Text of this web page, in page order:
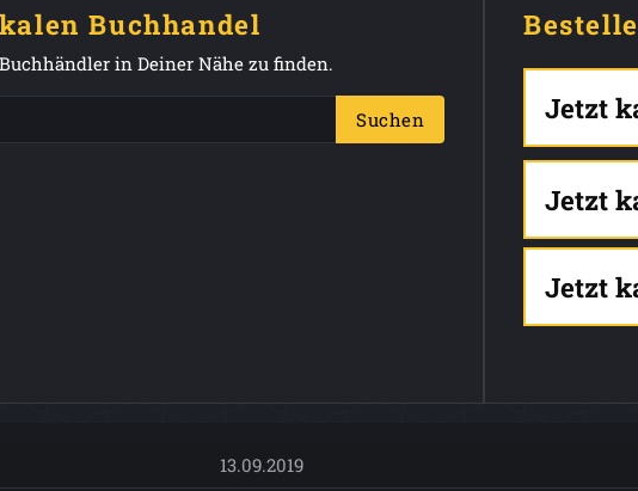
Buchhandel
in Deiner Nähe zu finden.
Suchen Jetzt
Jetzt
Jetzt
13.09.2019